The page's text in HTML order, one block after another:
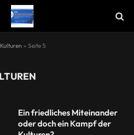
Kulturen » Seite 5
Ein friedliches Miteinander
oder doch ein Kampf der